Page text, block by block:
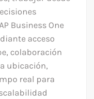
Business One
acceso
colaboración
ubicación,
real para